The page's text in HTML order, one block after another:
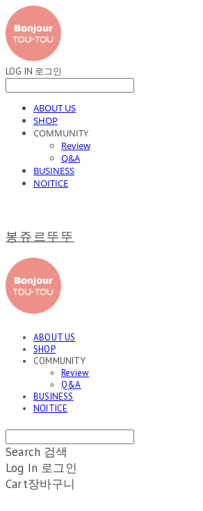
LOG IN 로그인
ABOUT US
SHOP
COMMUNITY
Review
Q&A
BUSINESS
NOITICE
봉쥬르뚜뚜
ABOUT US
SHOP
COMMUNITY
Review
Q&A
BUSINESS
NOITICE
Search 검색
Log In 로그인
Cart장바구니